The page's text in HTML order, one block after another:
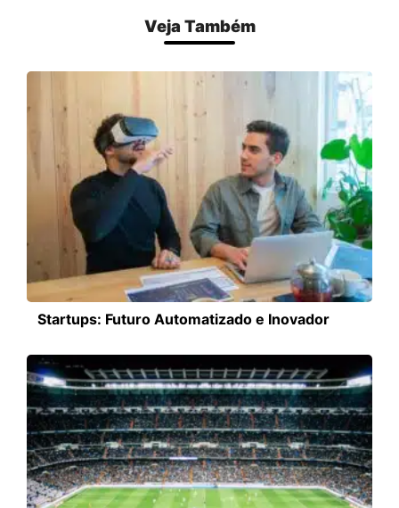
Veja Também
Startups: Futuro Automatizado e Inovador